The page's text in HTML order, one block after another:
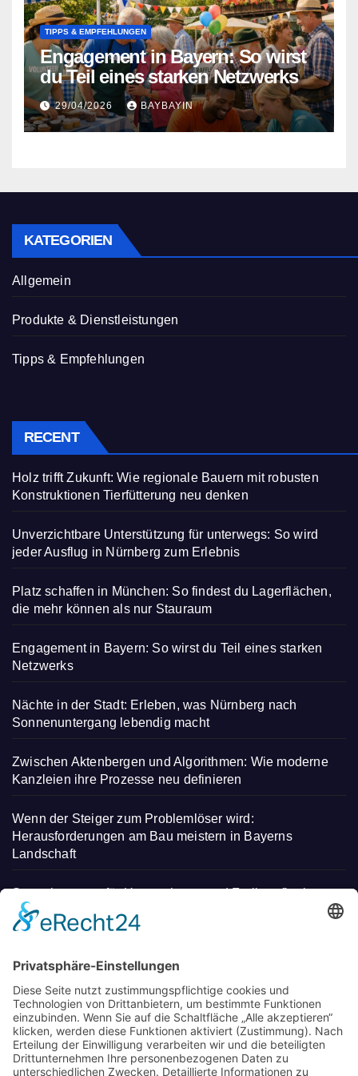
TIPPS & EMPFEHLUNGEN
Engagement in Bayern: So wirst
du Teil eines starken Netzwerks
29/04/2026 BAYBAYIN
KATEGORIEN
Allgemein
Produkte & Dienstleistungen
Tipps & Empfehlungen
RECENT
Holz trifft Zukunft: Wie regionale Bauern mit robusten
Konstruktionen Tierfütterung neu denken
Unverzichtbare Unterstützung für unterwegs: So wird
jeder Ausflug in Nürnberg zum Erlebnis
Platz schaffen in München: So findest du Lagerflächen,
die mehr können als nur Stauraum
Engagement in Bayern: So wirst du Teil eines starken
Netzwerks
Nächte in der Stadt: Erleben, was Nürnberg nach
Sonnenuntergang lebendig macht
Zwischen Aktenbergen und Algorithmen: Wie moderne
Kanzleien ihre Prozesse neu definieren
Wenn der Steiger zum Problemlöser wird:
Herausforderungen am Bau meistern in Bayerns
Landschaft
Steuerberatung für Unternehmen und Freiberufler in
Deggendorf
Energie tanken – Entdecken Sie einen
unverwechselbaren Kurzurlaub
Wo Eltern in München neue Wege gehen: Spielideen,
Betreuung und Begegnungen